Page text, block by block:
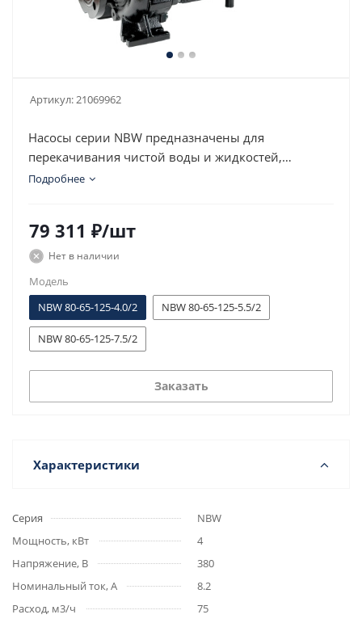
Артикул:21069962
Насосы серии NBW предназначены для
перекачивания чистой воды и жидкостей,
химически не агрессивных к материалам насоса
Подробнее
79 311 ₽/шт
Нет в наличии
Модель
NBW 80-65-125-4.0/2
NBW 80-65-125-5.5/2
NBW 80-65-125-7.5/2
Заказать
Характеристики
Серия
NBW
Мощность, кВт
4
Напряжение, В
380
Номинальный ток, А
8.2
Расход, м3/ч
75